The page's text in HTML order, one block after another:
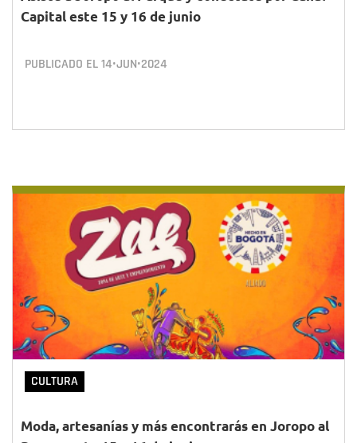
Capital este 15 y 16 de junio
PUBLICADO EL14•JUN•2024
CULTURA
Moda, artesanías y más encontrarás en Joropo al